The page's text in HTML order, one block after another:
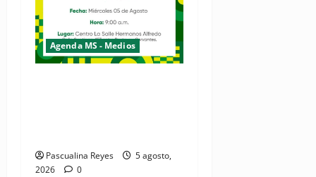
Agenda MS - Medios
Pascualina Reyes
5 agosto,
2026
0